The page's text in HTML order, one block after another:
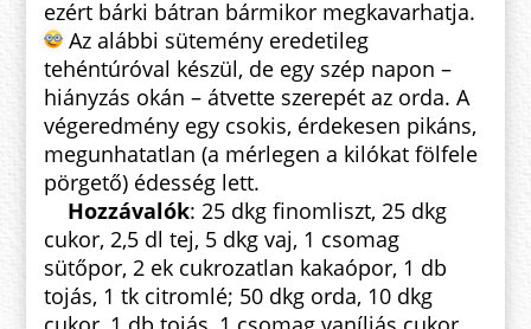
ezért bárki bátran bármikor megkavarhatja.
Az alábbi sütemény eredetileg
tehéntúróval készül, de egy szép napon –
hiányzás okán – átvette szerepét az orda. A
végeredmény egy csokis, érdekesen pikáns,
megunhatatlan (a mérlegen a kilókat fölfele
pörgető) édesség lett.
Hozzávalók: 25 dkg finomliszt, 25 dkg
cukor, 2,5 dl tej, 5 dkg vaj, 1 csomag
sütőpor, 2 ek cukrozatlan kakaópor, 1 db
tojás, 1 tk citromlé; 50 dkg orda, 10 dkg